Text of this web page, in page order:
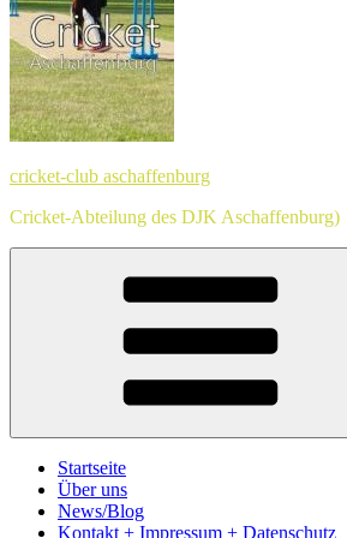
cricket-club aschaffenburg
Cricket-Abteilung des DJK Aschaffenburg)
Startseite
Über uns
News/Blog
Kontakt + Impressum + Datenschutz